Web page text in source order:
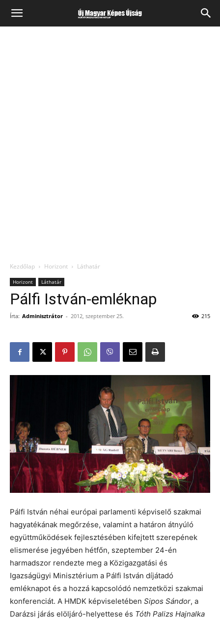
Kezdőlap Horizont Láthatár
Horizont Láthatár
Pálfi István-emléknap
Írta: Adminisztrátor - 2012, szeptember 25. 215
Pálfi István néhai európai parlamenti képviselő szakmai
hagyatékának megőrzése, valamint a határon átnyúló
együttműködések fejlesztésében kifejtett szerepének
elismerése jegyében hétfőn, szeptember 24-én
harmadszor rendezte meg a Közigazgatási és
Igazságügyi Minisztérium a Pálfi István díjátadó
emléknapot és a hozzá kapcsolódó nemzetközi szakmai
konferenciát. A HMDK képviseletében Sipos Sándor, a
Darázsi járás elöljáró-helyettese és Tóth Palizs Hajnalka